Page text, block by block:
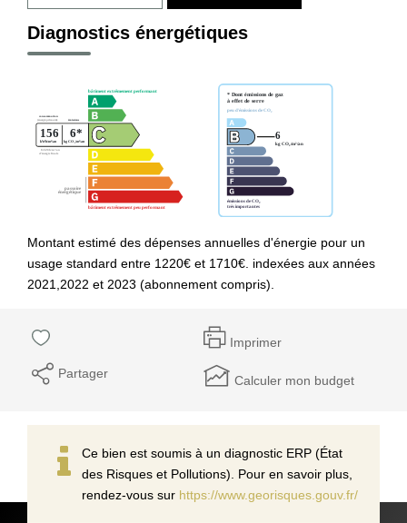
Diagnostics énergétiques
Montant estimé des dépenses annuelles d'énergie pour un
usage standard entre 1220€ et 1710€. indexées aux années
2021,2022 et 2023 (abonnement compris).
Imprimer
Partager Calculer mon budget
Ce bien est soumis à un diagnostic ERP (État
des Risques et Pollutions). Pour en savoir plus,
rendez-vous sur https://www.georisques.gouv.fr/